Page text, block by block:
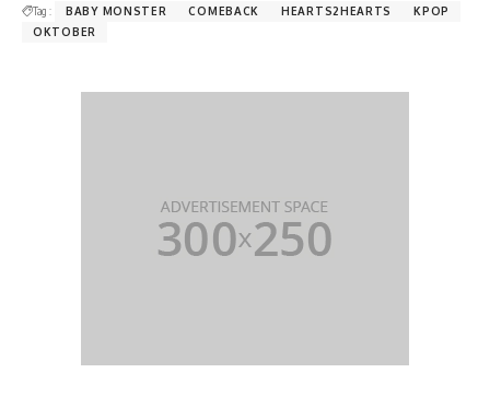
Tag : BABY MONSTER COMEBACK HEARTS2HEARTS
KPOP
OKTOBER